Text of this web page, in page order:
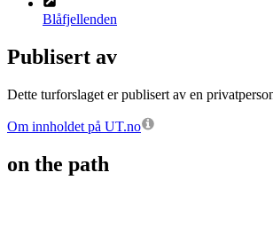
Blåfjellenden
Publisert av
Dette turforslaget er publisert av en
Om innholdet på UT.no
on the path